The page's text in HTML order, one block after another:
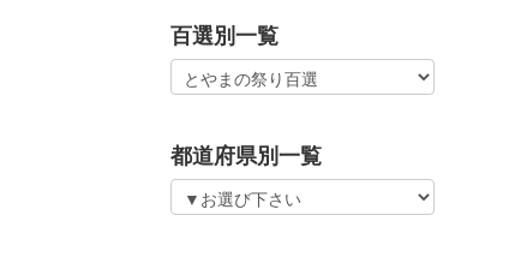
百選別一覧
都道府県別一覧